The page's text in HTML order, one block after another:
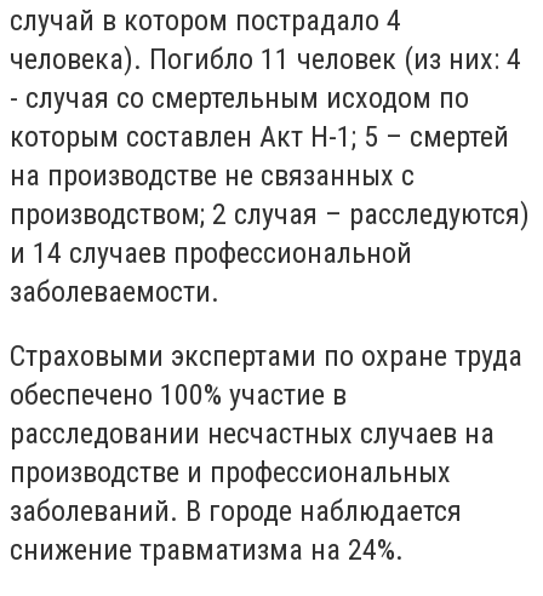
случай в котором пострадало 4
человека). Погибло 11 человек (из них: 4
- случая со смертельным исходом по
которым составлен Акт Н-1; 5 – смертей
на производстве не связанных с
производством; 2 случая – расследуются)
и 14 случаев профессиональной
заболеваемости.
Страховыми экспертами по охране труда
обеспечено 100% участие в
расследовании несчастных случаев на
производстве и профессиональных
заболеваний. В городе наблюдается
снижение травматизма на 24%.